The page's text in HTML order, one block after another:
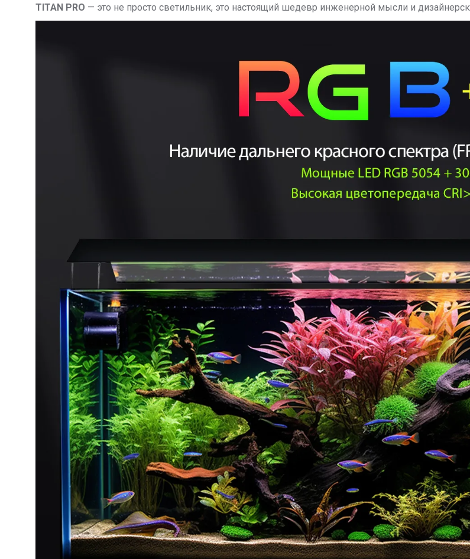
TITAN PRO — это не просто светильник, это настоящий шедевр инженерной мысли и